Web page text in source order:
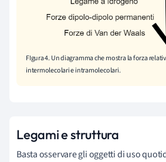
FIgura 4. Un diagramma che mostra la forza
intermolecolari e intramolecolari.
Legami e struttura
Basta osservare gli oggetti di uso